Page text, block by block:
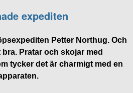
expediten
Petter Northug. Och
Pratar och skojar med
tycker det är charmigt med en